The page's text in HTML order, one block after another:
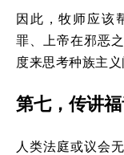
因此，牧师应该
罪、上帝在邪恶
度来思考种族主义
第七，传讲
人类法庭或议会